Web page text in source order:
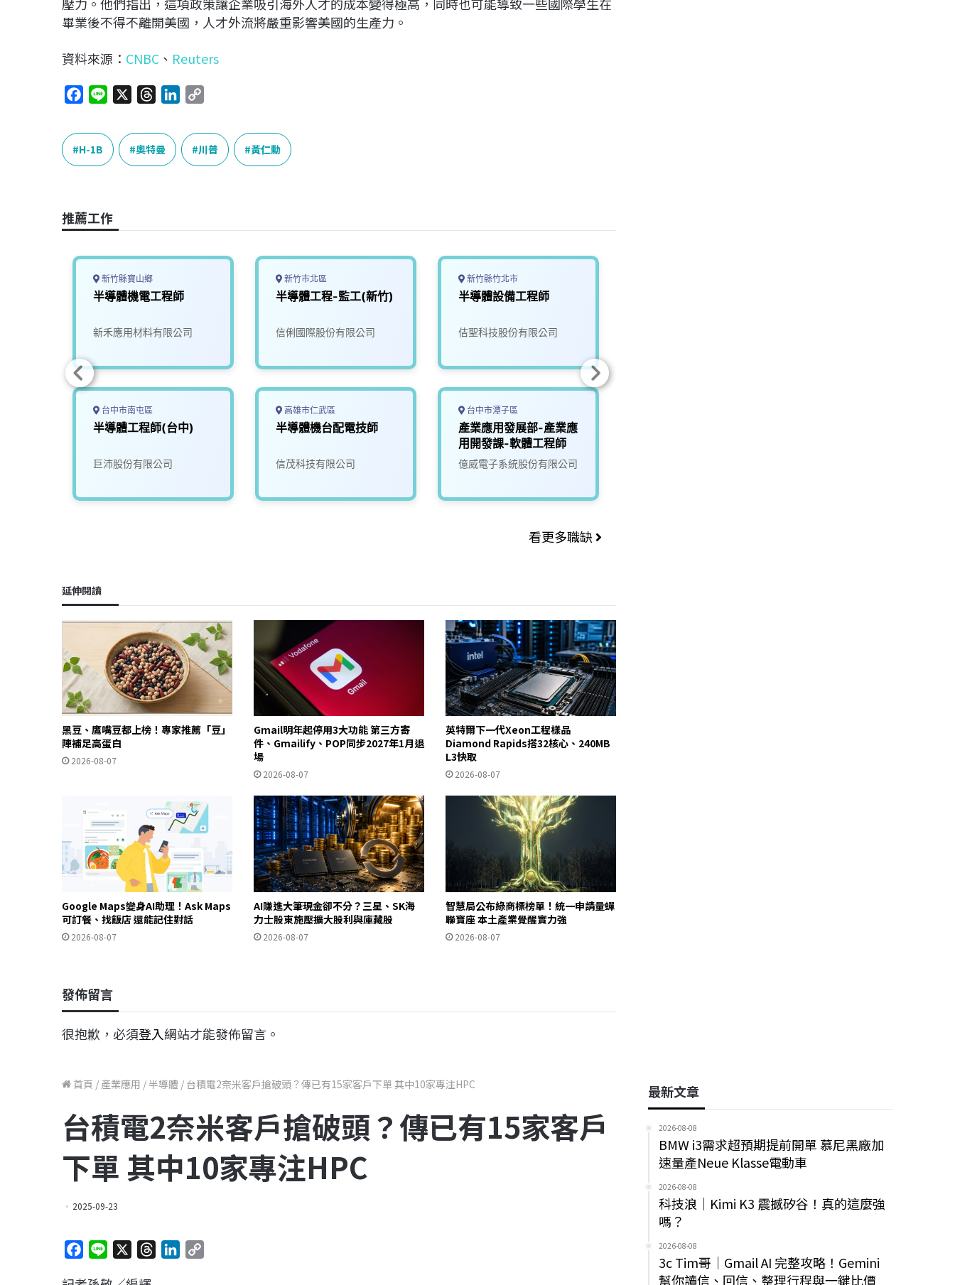
畢業後不得不離開美國，人才外流將嚴重影響美國的生產力。
資料來源： CNBC 、 Reuters
c
e
b
k
e
r
e
a
k
p
y
L
H-1B 奧特曼 川普 黃仁勳
推薦工作
新竹縣寶山鄉
半導體機電工程師
新禾應用材料有限公司
台中市南屯區
半導體工程師(台中)
巨沛股份有限公司
新竹市北區
半導體工程-監工(新竹)
信俐國際股份有限公司
高雄市仁武區
半導體機台配電技師
信茂科技有限公司
新竹縣竹北市
半導體設備工程師
佶聖科技股份有限公司
台中市潭子區
產業應用發展部-產業應
用開發課-軟體工程師
億威電子系統股份有限公司
看更多職缺
延伸閱讀
黑豆、鷹嘴豆都上榜！專家推薦「豆」
陣補足高蛋白
2026-08-07
Gmail明年起停用3大功能 第三方寄
件、Gmailify、POP同步2027年1月退
場
2026-08-07
英特爾下一代Xeon工程樣品
Diamond Rapids搭32核心、240MB
L3快取
2026-08-07
Google Maps變身AI助理！Ask Maps
可訂餐、找飯店 還能記住對話
2026-08-07
AI賺進大筆現金卻不分？三星、SK海
力士股東施壓擴大股利與庫藏股
2026-08-07
智慧局公布綠商標榜單！統一申請量蟬
聯寶座 本土產業覺醒實力強
2026-08-07
發佈留言
很抱歉，必須登入網站才能發佈留言。